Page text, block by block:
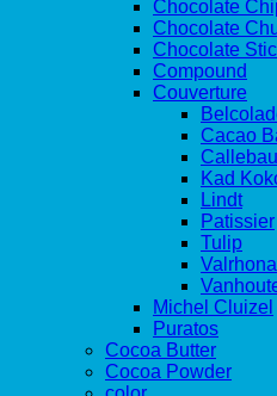
Chocolate
Chocolate
Chocolate
Compound
Couverture
Cacao
Kad
Lindt
Patissier
Tulip
Valrhona
Michel Cluizel
Puratos
Cocoa Butter
Cocoa Powder